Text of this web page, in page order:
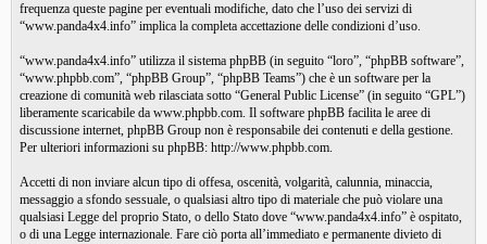
frequenza queste pagine per eventuali modifiche, dato che l’uso dei servizi di
“www.panda4x4.info” implica la completa accettazione delle condizioni d’uso.
“www.panda4x4.info” utilizza il sistema phpBB (in seguito “loro”, “phpBB software”,
“www.phpbb.com”, “phpBB Group”, “phpBB Teams”) che è un software per la
creazione di comunità web rilasciata sotto “General Public License” (in seguito “GPL”)
liberamente scaricabile da www.phpbb.com. Il software phpBB facilita le aree di
discussione internet, phpBB Group non è responsabile dei contenuti e della gestione.
Per ulteriori informazioni su phpBB: http://www.phpbb.com.
Accetti di non inviare alcun tipo di offesa, oscenità, volgarità, calunnia, minaccia,
messaggio a sfondo sessuale, o qualsiasi altro tipo di materiale che può violare una
qualsiasi Legge del proprio Stato, o dello Stato dove “www.panda4x4.info” è ospitato,
o di una Legge internazionale. Fare ciò porta all’immediato e permanente divieto di